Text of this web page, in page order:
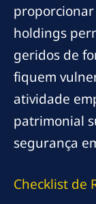
proporcionar
holdings
geridos de
fiquem
atividade
patrimonial
segurança
Checklist de